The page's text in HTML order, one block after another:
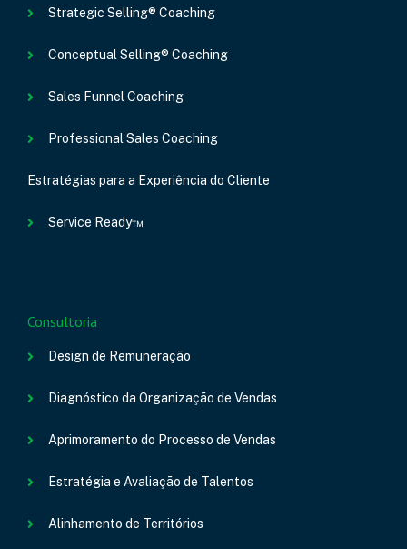
Strategic Selling® Coaching
Conceptual Selling® Coaching
Sales Funnel Coaching
Professional Sales Coaching
Estratégias para a Experiência do Cliente
Service Ready™
Consultoria
Design de Remuneração
Diagnóstico da Organização de Vendas
Aprimoramento do Processo de Vendas
Estratégia e Avaliação de Talentos
Alinhamento de Territórios